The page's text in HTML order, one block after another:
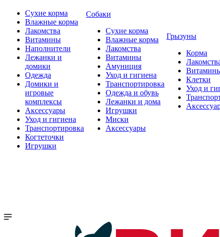
Сухие корма
Влажные корма
Лакомства
Витамины
Наполнители
Лежанки и
домики
Одежда
Домики и
игровые
комплексы
Аксессуары
Уход и гигиена
Транспортировка
Когтеточки
Игрушки
Собаки
Сухие корма
Влажные корма
Лакомства
Витамины
Амуниция
Уход и гигиена
Транспортировка
Одежда и обувь
Лежанки и дома
Игрушки
Миски
Аксессуары
Грызуны
Корма
Клетки
Уход и